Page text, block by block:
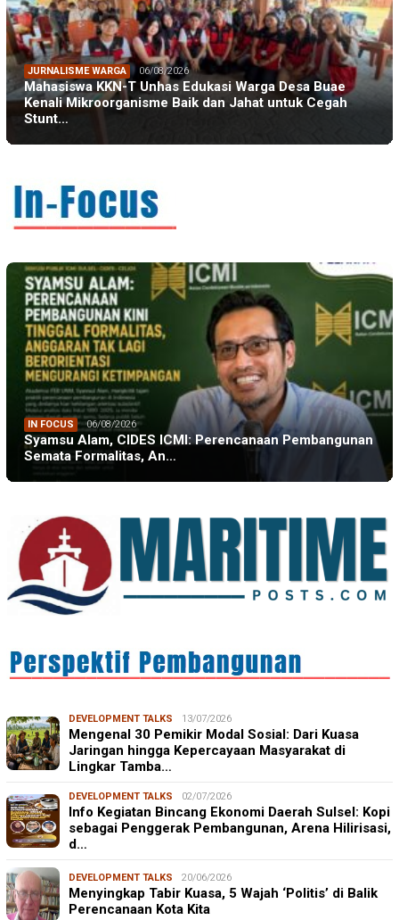
JURNALISME WARGA 06/08/2026
Mahasiswa KKN-T Unhas Edukasi Warga Desa Buae
Kenali Mikroorganisme Baik dan Jahat untuk Cegah
Stunt…
IN FOCUS 06/08/2026
Syamsu Alam, CIDES ICMI: Perencanaan Pembangunan
Semata Formalitas, An…
DEVELOPMENT TALKS 13/07/2026
Mengenal 30 Pemikir Modal Sosial: Dari Kuasa
Jaringan hingga Kepercayaan Masyarakat di
Lingkar Tamba…
DEVELOPMENT TALKS 02/07/2026
Info Kegiatan Bincang Ekonomi Daerah Sulsel: Kopi
sebagai Penggerak Pembangunan, Arena Hilirisasi,
d…
DEVELOPMENT TALKS 20/06/2026
Menyingkap Tabir Kuasa, 5 Wajah ‘Politis’ di Balik
Perencanaan Kota Kita